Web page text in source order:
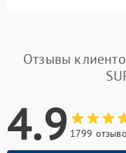
Отзывы
4.9 1799